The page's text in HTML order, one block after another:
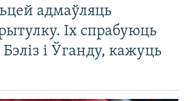
адмаўляць
Іх спрабуюць
і Ўганду, кажуць